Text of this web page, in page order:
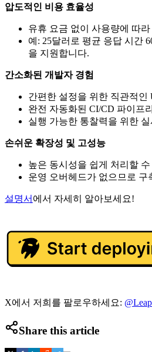
압도적인 비용 효율성
유휴 요금 없이 사용량에 따
예: 25달러로 평균 응답 시간
을 지원합니다.
간소화된 개발자 경험
간편한 설정을 위한 직관적인
완전 자동화된 CI/CD 파이프
실행 가능한 통찰력을 위한
손쉬운 확장성 및 고성능
높은 동시성을 쉽게 처리할
운영 오버헤드가 없으므로 구
설명서 에서 자세히 알아보세요!
X에서 저희를 팔로우하세요:
Share this article